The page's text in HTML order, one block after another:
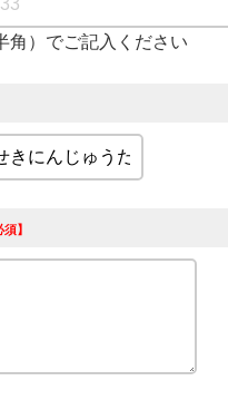
角）でご記入ください
須